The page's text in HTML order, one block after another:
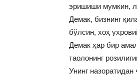
эришиши мумкин,
Демак, бизнинг
бўлсин, хоҳ
Демак ҳар бир
таолонинг
Унинг